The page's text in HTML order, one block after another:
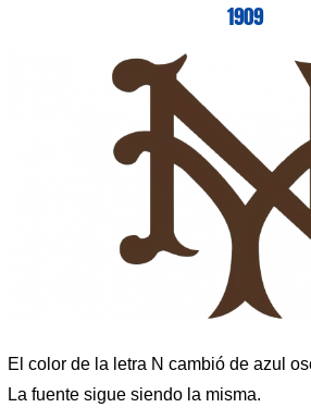
1909
El color de la letra N cambió de azul
La fuente sigue siendo la misma.